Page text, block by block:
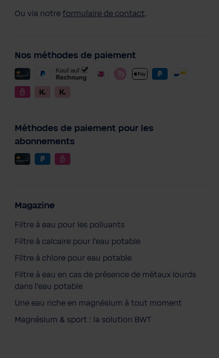
Ou via notre formulaire de contact.
Nos méthodes de paiement
Méthodes de paiement pour les
abonnements
Magazine
Filtre à eau pour les polluants
Filtre à calcaire pour l'eau potable
Filtre à chlore pour eau potable
Filtre à eau en cas de présence de métaux lourds
dans l'eau potable
Une eau riche en magnésium à tout moment
Magnésium & sport : la solution BWT